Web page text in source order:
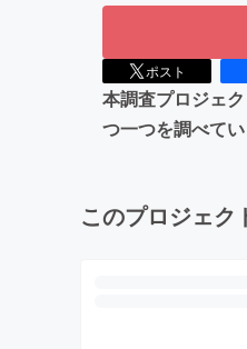
ポスト
本調査プロジェ
つ一つを調べて
このプロジェク